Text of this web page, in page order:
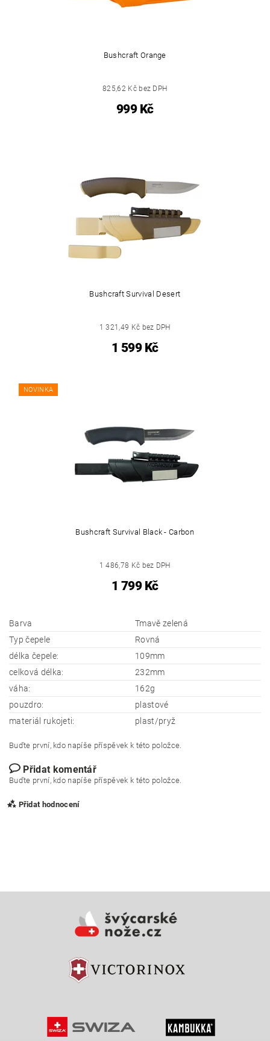
Bushcraft Orange
825,62 Kč bez DPH
999 Kč
Bushcraft Survival Desert
1 321,49 Kč bez DPH
1 599 Kč
NOVINKA
Bushcraft Survival Black - Carbon
1 486,78 Kč bez DPH
1 799 Kč
Barva
Tmavě zelená
Typ čepele
Rovná
délka čepele:
109mm
celková délka:
232mm
váha:
162g
pouzdro:
plastové
materiál rukojeti:
plast/pryž
Buďte první, kdo napíše příspěvek k této položce.
Přidat komentář
Buďte první, kdo napíše příspěvek k této položce.
Přidat hodnocení